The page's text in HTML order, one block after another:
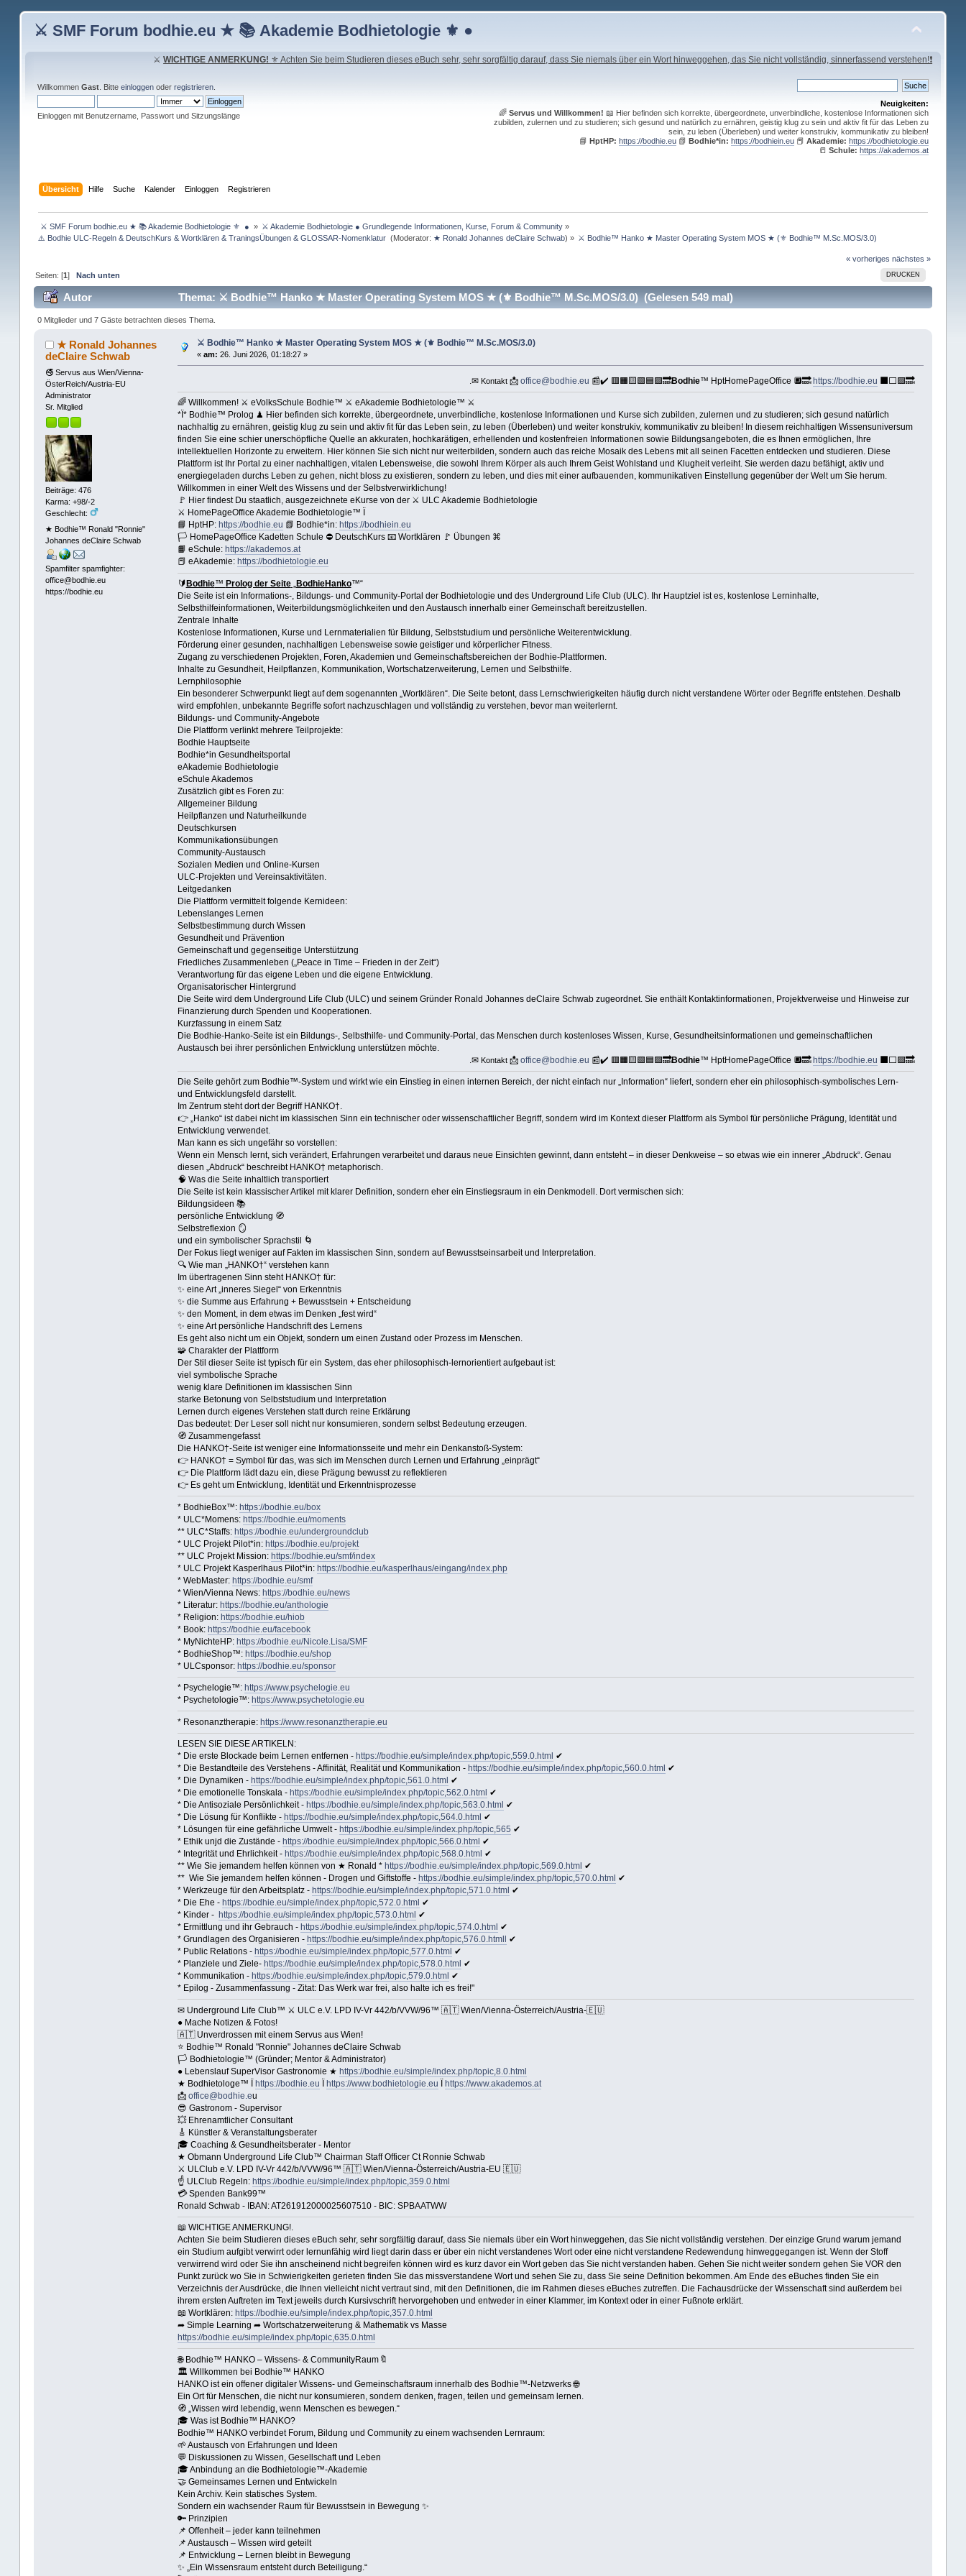
⚔ SMF Forum bodhie.eu ★ 📚 Akademie Bodhietologie ⚜ ●
⚔WICHTIGE ANMERKUNG! ⚜ Achten Sie beim Studieren dieses eBuch sehr, sehr sorgfältig darauf, dass Sie niemals über ein Wort hinweggehen, das Sie nicht vollständig, sinnerfassend verstehen!❗
Willkommen Gast. Bitte einloggenoder registrieren.
Einloggen mit Benutzername, Passwort und Sitzungslänge
Neuigkeiten:
🌈Servus und Willkommen! 📖 Hier befinden sich korrekte, übergeordnete, unverbindliche, kostenlose Informationen sich
zubilden, zulernen und zu studieren; sich gesund und natürlich zu ernähren, geistig klug zu sein und aktiv fit für das Leben zu
sein, zu leben (Überleben) und weiter konstrukiv, kommunikativ zu bleiben!
📘HptHP: https://bodhie.eu 📗Bodhie*in: https://bodhiein.eu 📕Akademie: https://bodhietologie.eu
📒Schule: https://akademos.at
Übersicht Hilfe Suche Kalender Einloggen Registrieren
⚔ SMF Forum bodhie.eu ★ 📚 Akademie Bodhietologie ⚜  ● » ⚔ Akademie Bodhietologie ● Grundlegende Informationen, Kurse, Forum & Community »
⚠️ Bodhie ULC-Regeln & DeutschKurs & Wortklären & TraningsÜbungen & GLOSSAR-Nomenklatur (Moderator: ★ Ronald Johannes deClaire Schwab) » ⚔ Bodhie™ Hanko ★ Master Operating System MOS ★ (⚜ Bodhie™ M.Sc.MOS/3.0)
« vorheriges nächstes »
DRUCKEN
Seiten: [1]Nach unten
Autor Thema: ⚔ Bodhie™ Hanko ★ Master Operating System MOS ★ (⚜ Bodhie™ M.Sc.MOS/3.0) (Gelesen 549 mal)
0 Mitglieder und 7 Gäste betrachten dieses Thema.
★ Ronald Johannes
deClaire Schwab
🚭 Servus aus Wien/Vienna-
ÖsterReich/Austria-EU
Administrator
Sr. Mitglied
Beiträge: 476
Karma: +98/-2
Geschlecht:
★ Bodhie™ Ronald "Ronnie"
Johannes deClaire Schwab
Spamfilter spamfighter:
office@bodhie.eu
https://bodhie.eu
⚔ Bodhie™ Hanko ★ Master Operating System MOS ★ (⚜ Bodhie™ M.Sc.MOS/3.0)
« am: 26. Juni 2026, 01:18:27 »
.✉ Kontakt 📩office@bodhie.eu 📰✔️ 🟥🟧🟨🟩🟦🟪🔜Bodhie™ HptHomePageOffice 🔲🔜https://bodhie.eu ⬛️⬜️🟪🔜
🌈 Willkommen! ⚔ eVolksSchule Bodhie™ ⚔ eAkademie Bodhietologie™ ⚔
*Ï* Bodhie™ Prolog ♟ Hier befinden sich korrekte, übergeordnete, unverbindliche, kostenlose Informationen und Kurse sich zubilden, zulernen und zu studieren; sich gesund natürlich
nachhaltig zu ernähren, geistig klug zu sein und aktiv fit für das Leben sein, zu leben (Überleben) und weiter konstrukiv, kommunikativ zu bleiben! In diesem reichhaltigen Wissensuniversum
finden Sie eine schier unerschöpfliche Quelle an akkuraten, hochkarätigen, erhellenden und kostenfreien Informationen sowie Bildungsangeboten, die es Ihnen ermöglichen, Ihre
intellektuellen Horizonte zu erweitern. Hier können Sie sich nicht nur weiterbilden, sondern auch das reiche Mosaik des Lebens mit all seinen Facetten entdecken und studieren. Diese
Plattform ist Ihr Portal zu einer nachhaltigen, vitalen Lebensweise, die sowohl Ihrem Körper als auch Ihrem Geist Wohlstand und Klugheit verleiht. Sie werden dazu befähigt, aktiv und
energiegeladen durchs Leben zu gehen, nicht bloss zu existieren, sondern zu leben, und dies mit einer aufbauenden, kommunikativen Einstellung gegenüber der Welt um Sie herum.
Willkommen in einer Welt des Wissens und der Selbstverwirklichung!
🚩 Hier findest Du staatlich, ausgezeichnete eKurse von der ⚔ ULC Akademie Bodhietologie
⚔ HomePageOffice Akademie Bodhietologie™ Ï
📘 HptHP: https://bodhie.eu 📗 Bodhie*in: https://bodhiein.eu
🏳 HomePageOffice Kadetten Schule ⛔ DeutschKurs 📧 Wortklären 🚩 Übungen ⌘
📙 eSchule: https://akademos.at
📕 eAkademie: https://bodhietologie.eu
🔰Bodhie™ Prolog der Seite„ BodhieHanko™“
Die Seite ist ein Informations-, Bildungs- und Community-Portal der Bodhietologie und des Underground Life Club (ULC). Ihr Hauptziel ist es, kostenlose Lerninhalte,
Selbsthilfeinformationen, Weiterbildungsmöglichkeiten und den Austausch innerhalb einer Gemeinschaft bereitzustellen.
Zentrale Inhalte
Kostenlose Informationen, Kurse und Lernmaterialien für Bildung, Selbststudium und persönliche Weiterentwicklung.
Förderung einer gesunden, nachhaltigen Lebensweise sowie geistiger und körperlicher Fitness.
Zugang zu verschiedenen Projekten, Foren, Akademien und Gemeinschaftsbereichen der Bodhie-Plattformen.
Inhalte zu Gesundheit, Heilpflanzen, Kommunikation, Wortschatzerweiterung, Lernen und Selbsthilfe.
Lernphilosophie
Ein besonderer Schwerpunkt liegt auf dem sogenannten „Wortklären“. Die Seite betont, dass Lernschwierigkeiten häufig durch nicht verstandene Wörter oder Begriffe entstehen. Deshalb
wird empfohlen, unbekannte Begriffe sofort nachzuschlagen und vollständig zu verstehen, bevor man weiterlernt.
Bildungs- und Community-Angebote
Die Plattform verlinkt mehrere Teilprojekte:
Bodhie Hauptseite
Bodhie*in Gesundheitsportal
eAkademie Bodhietologie
eSchule Akademos
Zusätzlich gibt es Foren zu:
Allgemeiner Bildung
Heilpflanzen und Naturheilkunde
Deutschkursen
Kommunikationsübungen
Community-Austausch
Sozialen Medien und Online-Kursen
ULC-Projekten und Vereinsaktivitäten.
Leitgedanken
Die Plattform vermittelt folgende Kernideen:
Lebenslanges Lernen
Selbstbestimmung durch Wissen
Gesundheit und Prävention
Gemeinschaft und gegenseitige Unterstützung
Friedliches Zusammenleben („Peace in Time – Frieden in der Zeit“)
Verantwortung für das eigene Leben und die eigene Entwicklung.
Organisatorischer Hintergrund
Die Seite wird dem Underground Life Club (ULC) und seinem Gründer Ronald Johannes deClaire Schwab zugeordnet. Sie enthält Kontaktinformationen, Projektverweise und Hinweise zur
Finanzierung durch Spenden und Kooperationen.
Kurzfassung in einem Satz
Die Bodhie-Hanko-Seite ist ein Bildungs-, Selbsthilfe- und Community-Portal, das Menschen durch kostenloses Wissen, Kurse, Gesundheitsinformationen und gemeinschaftlichen
Austausch bei ihrer persönlichen Entwicklung unterstützen möchte.
.✉ Kontakt 📩office@bodhie.eu 📰✔️ 🟥🟧🟨🟩🟦🟪🔜Bodhie™ HptHomePageOffice 🔲🔜https://bodhie.eu ⬛️⬜️🟪🔜
Die Seite gehört zum Bodhie™-System und wirkt wie ein Einstieg in einen internen Bereich, der nicht einfach nur „Information“ liefert, sondern eher ein philosophisch-symbolisches Lern-
und Entwicklungsfeld darstellt.
Im Zentrum steht dort der Begriff HANKO†.
👉 „Hanko“ ist dabei nicht im klassischen Sinn ein technischer oder wissenschaftlicher Begriff, sondern wird im Kontext dieser Plattform als Symbol für persönliche Prägung, Identität und
Entwicklung verwendet.
Man kann es sich ungefähr so vorstellen:
Wenn ein Mensch lernt, sich verändert, Erfahrungen verarbeitet und daraus neue Einsichten gewinnt, dann entsteht – in dieser Denkweise – so etwas wie ein innerer „Abdruck“. Genau
diesen „Abdruck“ beschreibt HANKO† metaphorisch.
🧠 Was die Seite inhaltlich transportiert
Die Seite ist kein klassischer Artikel mit klarer Definition, sondern eher ein Einstiegsraum in ein Denkmodell. Dort vermischen sich:
Bildungsideen 📚
persönliche Entwicklung 🧭
Selbstreflexion 🪞
und ein symbolischer Sprachstil 🌀
Der Fokus liegt weniger auf Fakten im klassischen Sinn, sondern auf Bewusstseinsarbeit und Interpretation.
🔍 Wie man „HANKO†“ verstehen kann
Im übertragenen Sinn steht HANKO† für:
✨ eine Art „inneres Siegel“ von Erkenntnis
✨ die Summe aus Erfahrung + Bewusstsein + Entscheidung
✨ den Moment, in dem etwas im Denken „fest wird“
✨ eine Art persönliche Handschrift des Lernens
Es geht also nicht um ein Objekt, sondern um einen Zustand oder Prozess im Menschen.
🧩 Charakter der Plattform
Der Stil dieser Seite ist typisch für ein System, das eher philosophisch-lernorientiert aufgebaut ist:
viel symbolische Sprache
wenig klare Definitionen im klassischen Sinn
starke Betonung von Selbststudium und Interpretation
Lernen durch eigenes Verstehen statt durch reine Erklärung
Das bedeutet: Der Leser soll nicht nur konsumieren, sondern selbst Bedeutung erzeugen.
🧭 Zusammengefasst
Die HANKO†-Seite ist weniger eine Informationsseite und mehr ein Denkanstoß-System:
👉 HANKO† = Symbol für das, was sich im Menschen durch Lernen und Erfahrung „einprägt“
👉 Die Plattform lädt dazu ein, diese Prägung bewusst zu reflektieren
👉 Es geht um Entwicklung, Identität und Erkenntnisprozesse
* BodhieBox™: https://bodhie.eu/box
* ULC*Momens: https://bodhie.eu/moments
** ULC*Staffs: https://bodhie.eu/undergroundclub
* ULC Projekt Pilot*in: https://bodhie.eu/projekt
** ULC Projekt Mission: https://bodhie.eu/smf/index
* ULC Projekt Kasperlhaus Pilot*in: https://bodhie.eu/kasperlhaus/eingang/index.php
* WebMaster: https://bodhie.eu/smf
* Wien/Vienna News: https://bodhie.eu/news
* Literatur: https://bodhie.eu/anthologie
* Religion: https://bodhie.eu/hiob
* Book: https://bodhie.eu/facebook
* MyNichteHP: https://bodhie.eu/Nicole.Lisa/SMF
* BodhieShop™: https://bodhie.eu/shop
* ULCsponsor: https://bodhie.eu/sponsor
* Psychelogie™: https://www.psychelogie.eu
* Psychetologie™: https://www.psychetologie.eu
* Resonanztherapie: https://www.resonanztherapie.eu
LESEN SIE DIESE ARTIKELN:
* Die erste Blockade beim Lernen entfernen - https://bodhie.eu/simple/index.php/topic,559.0.html ✔
* Die Bestandteile des Verstehens - Affinität, Realität und Kommunikation - https://bodhie.eu/simple/index.php/topic,560.0.html ✔
* Die Dynamiken - https://bodhie.eu/simple/index.php/topic,561.0.html ✔
* Die emotionelle Tonskala - https://bodhie.eu/simple/index.php/topic,562.0.html ✔
* Die Antisoziale Persönlichkeit - https://bodhie.eu/simple/index.php/topic,563.0.html ✔
* Die Lösung für Konflikte - https://bodhie.eu/simple/index.php/topic,564.0.html ✔
* Lösungen für eine gefährliche Umwelt - https://bodhie.eu/simple/index.php/topic,565 ✔
* Ethik unjd die Zustände - https://bodhie.eu/simple/index.php/topic,566.0.html ✔
* Integrität und Ehrlichkeit - https://bodhie.eu/simple/index.php/topic,568.0.html ✔
** Wie Sie jemandem helfen können von ★ Ronald * https://bodhie.eu/simple/index.php/topic,569.0.html ✔
** Wie Sie jemandem helfen können - Drogen und Giftstoffe - https://bodhie.eu/simple/index.php/topic,570.0.html ✔
* Werkzeuge für den Arbeitsplatz - https://bodhie.eu/simple/index.php/topic,571.0.html ✔
* Die Ehe - https://bodhie.eu/simple/index.php/topic,572.0.html ✔
* Kinder - https://bodhie.eu/simple/index.php/topic,573.0.html ✔
* Ermittlung und ihr Gebrauch - https://bodhie.eu/simple/index.php/topic,574.0.html ✔
* Grundlagen des Organisieren - https://bodhie.eu/simple/index.php/topic,576.0.htmll
✔
* Public Relations - https://bodhie.eu/simple/index.php/topic,577.0.html ✔
* Planziele und Ziele- https://bodhie.eu/simple/index.php/topic,578.0.html ✔
* Kommunikation - https://bodhie.eu/simple/index.php/topic,579.0.html ✔
* Epilog - Zusammenfassung - Zitat: Das Werk war frei, also halte ich es frei!"
✉ Underground Life Club™ ⚔ ULC e.V. LPD IV-Vr 442/b/VVW/96™ 🇦🇹 Wien/Vienna-Österreich/Austria-🇪🇺
● Mache Notizen & Fotos!
🇦🇹 Unverdrossen mit einem Servus aus Wien!
⭐️ Bodhie™ Ronald "Ronnie" Johannes deClaire Schwab
🏳 Bodhietologie™ (Gründer; Mentor & Administrator)
● Lebenslauf SuperVisor Gastronomie ★ https://bodhie.eu/simple/index.php/topic,8.0.html
★ Bodhietologe™ Ï https://bodhie.eu Ï https://www.bodhietologie.eu Ï https://www.akademos.at
📩 office@bodhie.eu
😎 Gastronom - Supervisor
💥 Ehrenamtlicher Consultant
🎸 Künstler & Veranstaltungsberater
🎓 Coaching & Gesundheitsberater - Mentor
★ Obmann Underground Life Club™ Chairman Staff Officer Ct Ronnie Schwab
⚔ ULClub e.V. LPD IV-Vr 442/b/VVW/96™ 🇦🇹 Wien/Vienna-Österreich/Austria-EU 🇪🇺
☝ ULClub Regeln: https://bodhie.eu/simple/index.php/topic,359.0.html
💳 Spenden Bank99™
Ronald Schwab - IBAN: AT261912000025607510 - BIC: SPBAATWW
📖 WICHTIGE ANMERKUNG!.
Achten Sie beim Studieren dieses eBuch sehr, sehr sorgfältig darauf, dass Sie niemals über ein Wort hinweggehen, das Sie nicht vollständig verstehen. Der einzige Grund warum jemand
ein Studium aufgibt verwirrt oder lernunfähig wird liegt darin dass er über ein nicht verstandenes Wort oder eine nicht verstandene Redewendung hinweggegangen ist. Wenn der Stoff
verwirrend wird oder Sie ihn anscheinend nicht begreifen können wird es kurz davor ein Wort geben das Sie nicht verstanden haben. Gehen Sie nicht weiter sondern gehen Sie VOR den
Punkt zurück wo Sie in Schwierigkeiten gerieten finden Sie das missverstandene Wort und sehen Sie zu, dass Sie seine Definition bekommen. Am Ende des eBuches finden Sie ein
Verzeichnis der Ausdrücke, die Ihnen vielleicht nicht vertraut sind, mit den Definitionen, die im Rahmen dieses eBuches zutreffen. Die Fachausdrücke der Wissenschaft sind außerdem bei
ihrem ersten Auftreten im Text jeweils durch Kursivschrift hervorgehoben und entweder in einer Klammer, im Kontext oder in einer Fußnote erklärt.
📖 Wortklären: https://bodhie.eu/simple/index.php/topic,357.0.html
➦ Simple Learning ➦ Wortschatzerweiterung & Mathematik vs Masse
https://bodhie.eu/simple/index.php/topic,635.0.html
🌐 Bodhie™ HANKO – Wissens- & CommunityRaum🔖
🏛 Willkommen bei Bodhie™ HANKO
HANKO ist ein offener digitaler Wissens- und Gemeinschaftsraum innerhalb des Bodhie™-Netzwerks 🌐
Ein Ort für Menschen, die nicht nur konsumieren, sondern denken, fragen, teilen und gemeinsam lernen.
🧭 „Wissen wird lebendig, wenn Menschen es bewegen.“
🎓 Was ist Bodhie™ HANKO?
Bodhie™ HANKO verbindet Forum, Bildung und Community zu einem wachsenden Lernraum:
🌱 Austausch von Erfahrungen und Ideen
💬 Diskussionen zu Wissen, Gesellschaft und Leben
🎓 Anbindung an die Bodhietologie™-Akademie
🤝 Gemeinsames Lernen und Entwickeln
Kein Archiv. Kein statisches System.
Sondern ein wachsender Raum für Bewusstsein in Bewegung ✨
🔑 Prinzipien
📌 Offenheit – jeder kann teilnehmen
📌 Austausch – Wissen wird geteilt
📌 Entwicklung – Lernen bleibt in Bewegung
✨ „Ein Wissensraum entsteht durch Beteiligung.“